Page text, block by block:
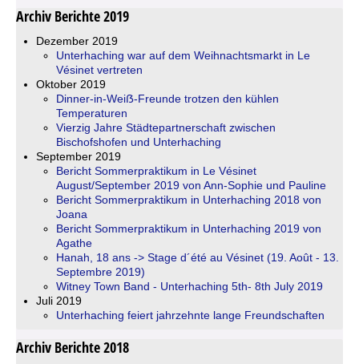
Archiv Berichte 2019
Dezember 2019
Unterhaching war auf dem Weihnachtsmarkt in Le
Vésinet vertreten
Oktober 2019
Dinner-in-Weiẞ-Freunde trotzen den kühlen
Temperaturen
Vierzig Jahre Städtepartnerschaft zwischen
Bischofshofen und Unterhaching
September 2019
Bericht Sommerpraktikum in Le Vésinet
August/September 2019 von Ann-Sophie und Pauline
Bericht Sommerpraktikum in Unterhaching 2018 von
Joana
Bericht Sommerpraktikum in Unterhaching 2019 von
Agathe
Hanah, 18 ans -> Stage d´été au Vésinet (19. Août - 13.
Septembre 2019)
Witney Town Band - Unterhaching 5th- 8th July 2019
Juli 2019
Unterhaching feiert jahrzehnte lange Freundschaften
Archiv Berichte 2018